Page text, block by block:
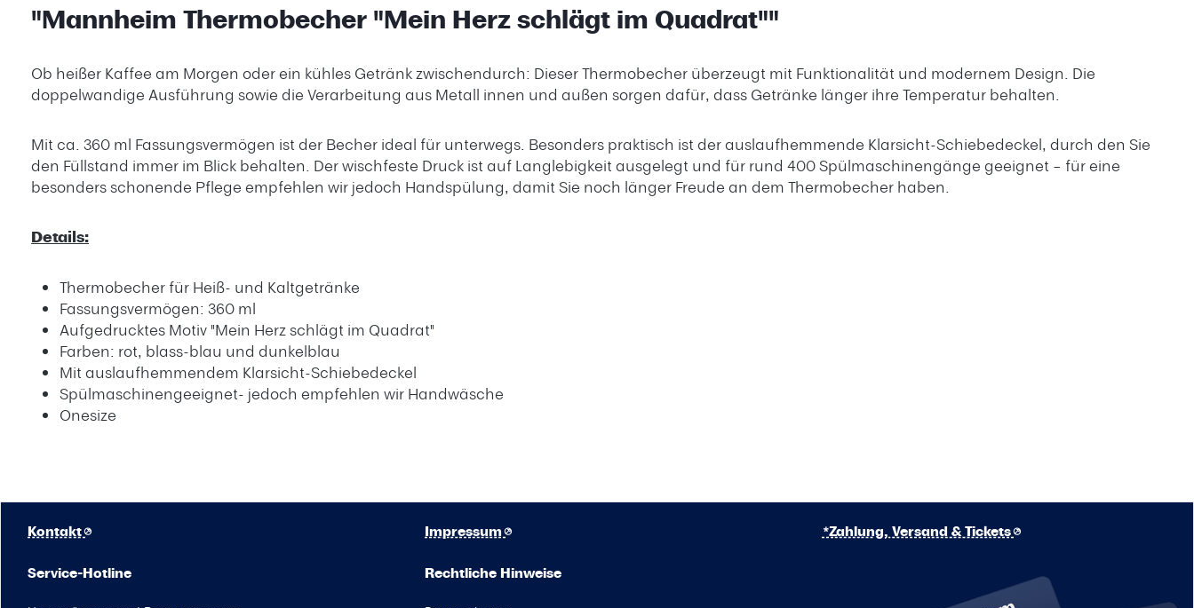
"Mannheim Thermobecher "Mein Herz schlägt im Quadrat""
Ob heißer Kaffee am Morgen oder ein kühles Getränk zwischendurch: Dieser Thermobecher überzeugt mit Funktionalität und modernem Design. Die
doppelwandige Ausführung sowie die Verarbeitung aus Metall innen und außen sorgen dafür, dass Getränke länger ihre Temperatur behalten.
Mit ca. 360 ml Fassungsvermögen ist der Becher ideal für unterwegs. Besonders praktisch ist der auslaufhemmende Klarsicht-Schiebedeckel, durch den Sie
den Füllstand immer im Blick behalten. Der wischfeste Druck ist auf Langlebigkeit ausgelegt und für rund 400 Spülmaschinengänge geeignet – für eine
besonders schonende Pflege empfehlen wir jedoch Handspülung, damit Sie noch länger Freude an dem Thermobecher haben.
Details:
Thermobecher für Heiß- und Kaltgetränke
Fassungsvermögen: 360 ml
Aufgedrucktes Motiv "Mein Herz schlägt im Quadrat"
Farben: rot, blass-blau und dunkelblau
Mit auslaufhemmendem Klarsicht-Schiebedeckel
Spülmaschinengeeignet- jedoch empfehlen wir Handwäsche
Onesize
Service-Hotline
Kontakt Impressum *Zahlung, Versand & Tickets
Rechtliche Hinweise